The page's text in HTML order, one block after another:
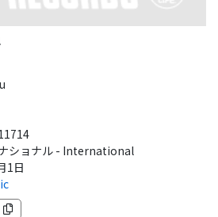
ショナル - International
1日